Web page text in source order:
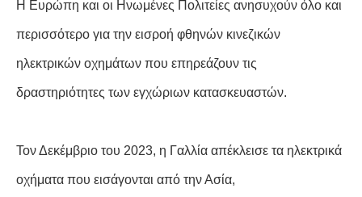
Η Ευρώπη και οι Ηνωμένες Πολιτείες ανησυχούν όλο και
περισσότερο για την εισροή φθηνών κινεζικών
ηλεκτρικών οχημάτων που επηρεάζουν τις
δραστηριότητες των εγχώριων κατασκευαστών.
Τον Δεκέμβριο του 2023, η Γαλλία απέκλεισε τα ηλεκτρικά
οχήματα που εισάγονται από την Ασία,